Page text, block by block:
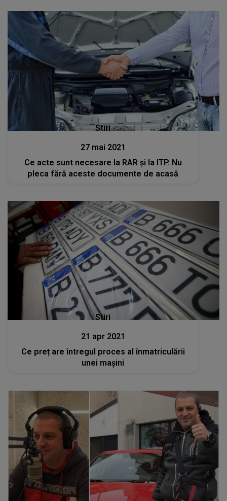
Stiri
27 mai 2021
Ce acte sunt necesare la RAR și la ITP. Nu
pleca fără aceste documente de acasă
Stiri
21 apr 2021
Ce preț are întregul proces al înmatriculării
unei mașini